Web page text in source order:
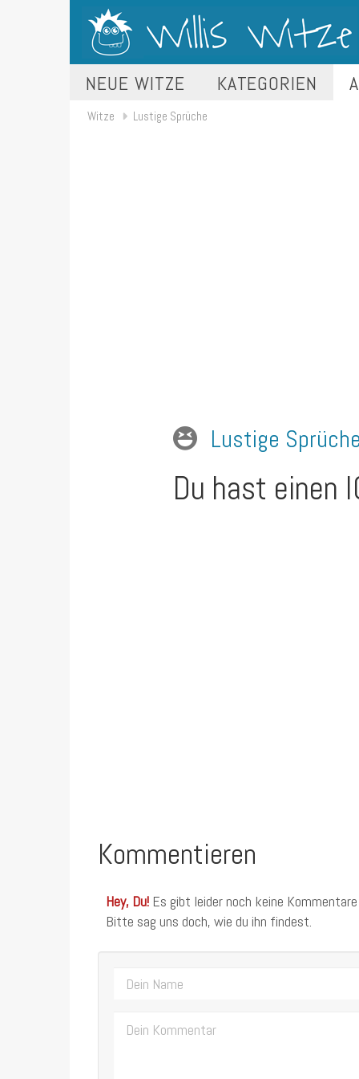
NEUE WITZE KATEGORIEN
Witze Lustige Sprüche
Lustige Sprüche
Du hast einen
Kommentieren
Hey, Du! Es gibt leider noch keine
Bitte sag uns doch, wie du ihn findest.